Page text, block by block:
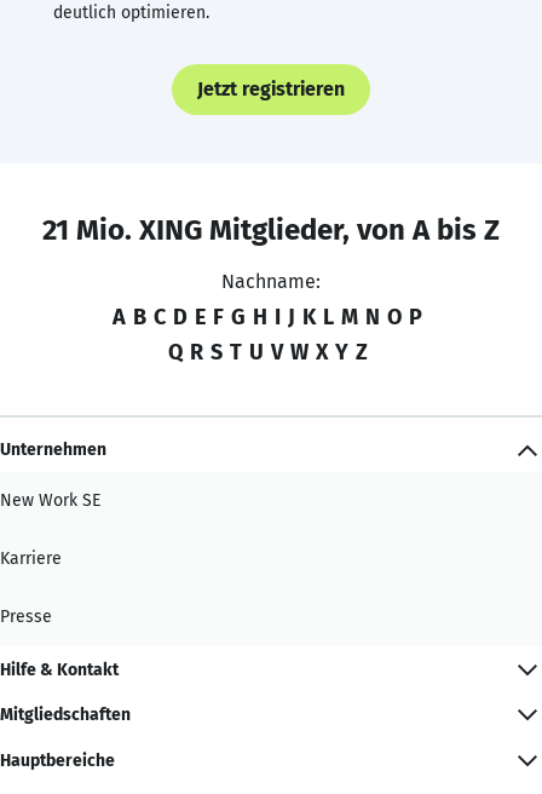
deutlich optimieren.
Jetzt registrieren
21 Mio. XING Mitglieder, von A bis Z
Nachname:
A B C D E F G H I J K L M N O P
Q R S T U V W X Y Z
Unternehmen
New Work SE
Karriere
Presse
Hilfe & Kontakt
Mitgliedschaften
Hauptbereiche